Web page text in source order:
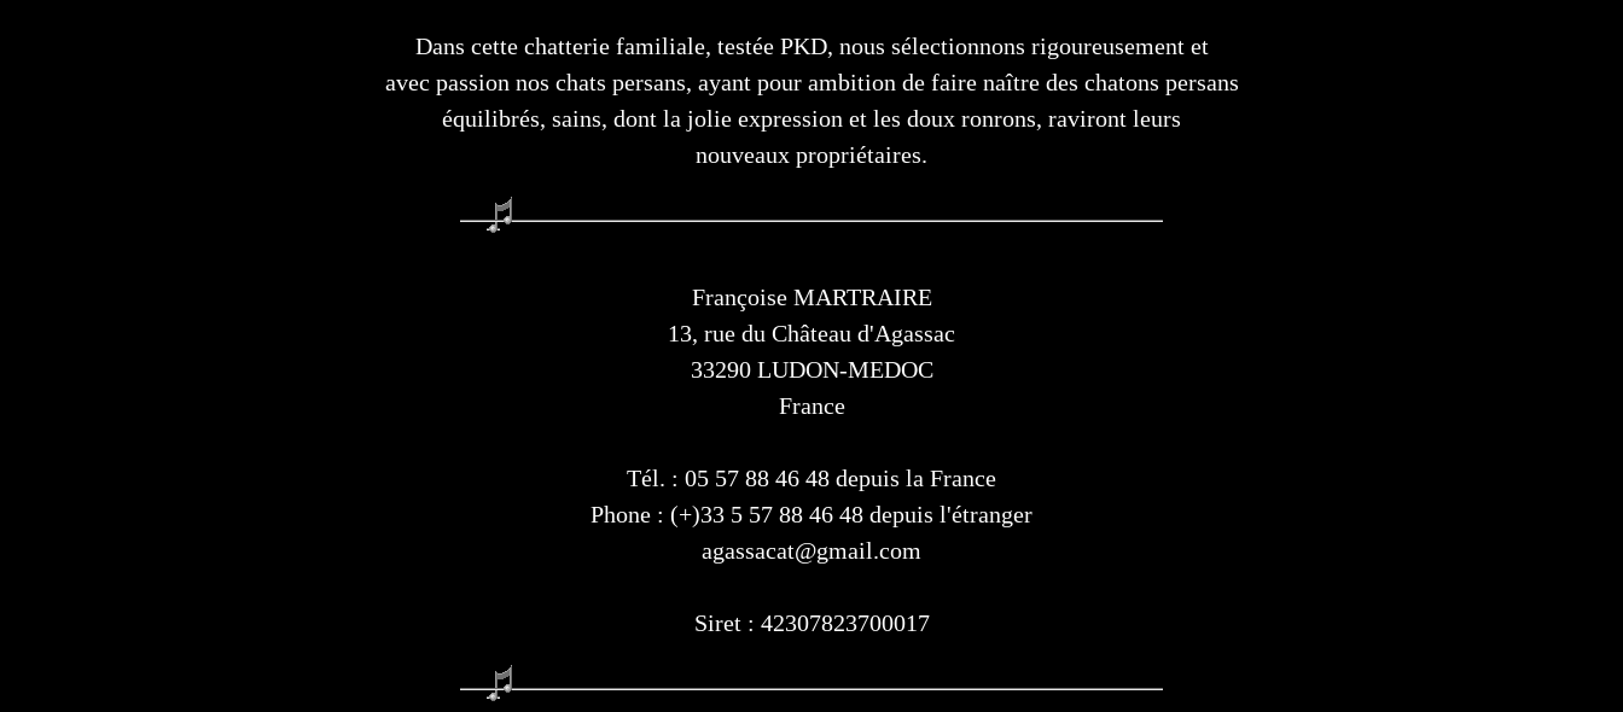
Dans cette chatterie familiale, testée PKD, nous sélectionnons rigoureusement et
avec passion nos chats persans, ayant pour ambition de faire naître des chatons persans
équilibrés, sains, dont la jolie expression et les doux ronrons, raviront leurs
nouveaux propriétaires.
Françoise MARTRAIRE
13, rue du Château d'Agassac
33290 LUDON-MEDOC
France
Tél. : 05 57 88 46 48 depuis la France
Phone : (+)33 5 57 88 46 48 depuis l'étranger
agassacat@gmail.com
Siret : 42307823700017